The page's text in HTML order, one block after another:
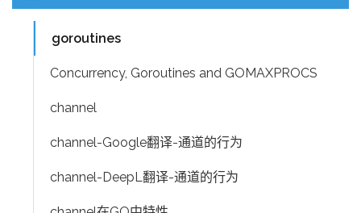
goroutines
Concurrency, Goroutines and GOMAXPROCS
channel
channel-Google翻译-通道的行为
channel-DeepL翻译-通道的行为